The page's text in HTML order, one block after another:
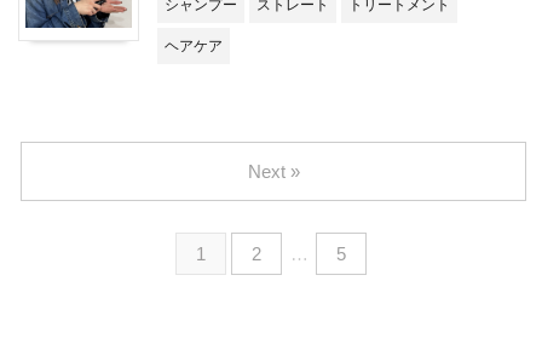
シャンプー ストレート トリートメント
ヘアケア
1 2 … 5
Next »